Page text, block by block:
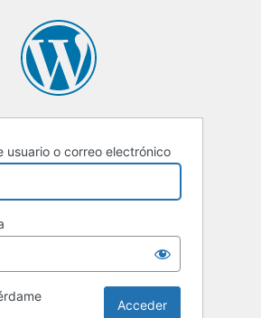
usuario o correo electrónico